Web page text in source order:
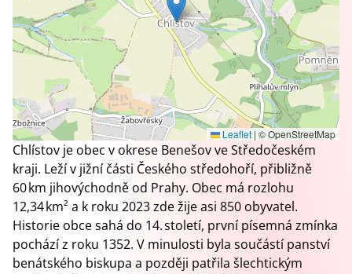
Leaflet | © OpenStreetMap
Chlístov je obec v okrese Benešov ve Středočeském
kraji. Leží v jižní části Českého středohoří, přibližně
60 km jihovýchodně od Prahy. Obec má rozlohu
12,34 km² a k roku 2023 zde žije asi 850 obyvatel.
Historie obce sahá do 14. století, první písemná zmínka
pochází z roku 1352. V minulosti byla součástí panství
benátského biskupa a později patřila šlechtickým